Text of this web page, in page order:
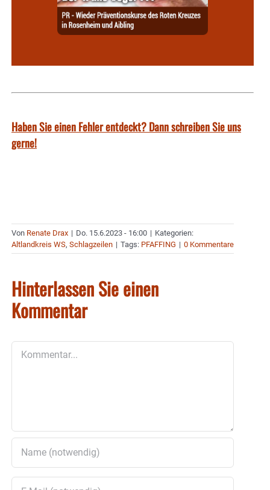
Haben Sie einen Fehler entdeckt? Dann schreiben Sie uns
gerne!
Von Renate Drax | Do. 15.6.2023 - 16:00 | Kategorien:
Altlandkreis WS, Schlagzeilen | Tags: PFAFFING | 0 Kommentare
Hinterlassen Sie einen
Kommentar